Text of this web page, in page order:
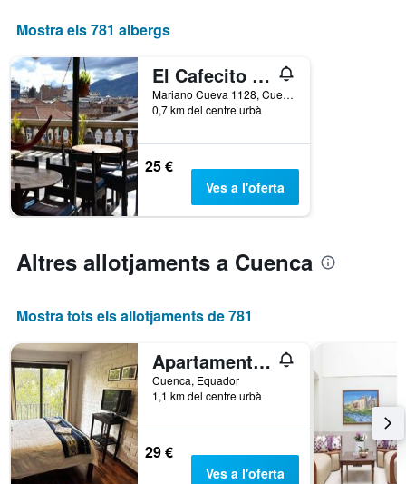
que
el
nombre
de
dies
abans
de
l'estada
El
gràfic
té
Y
el
mitjà
d'una
habitació
Mostra els 781 albergs
El Cafecito Hostel Cuenca
Mariano Cueva 1128, Cuenca, Equador
0,7 km del centre urbà
25 €
Ves a l'oferta
Altres allotjaments a Cuenca
Mostra tots els allotjaments de 781
Apartamentos Otorongo
Cuenca, Equador
1,1 km del centre urbà
29 €
Ves a l'oferta